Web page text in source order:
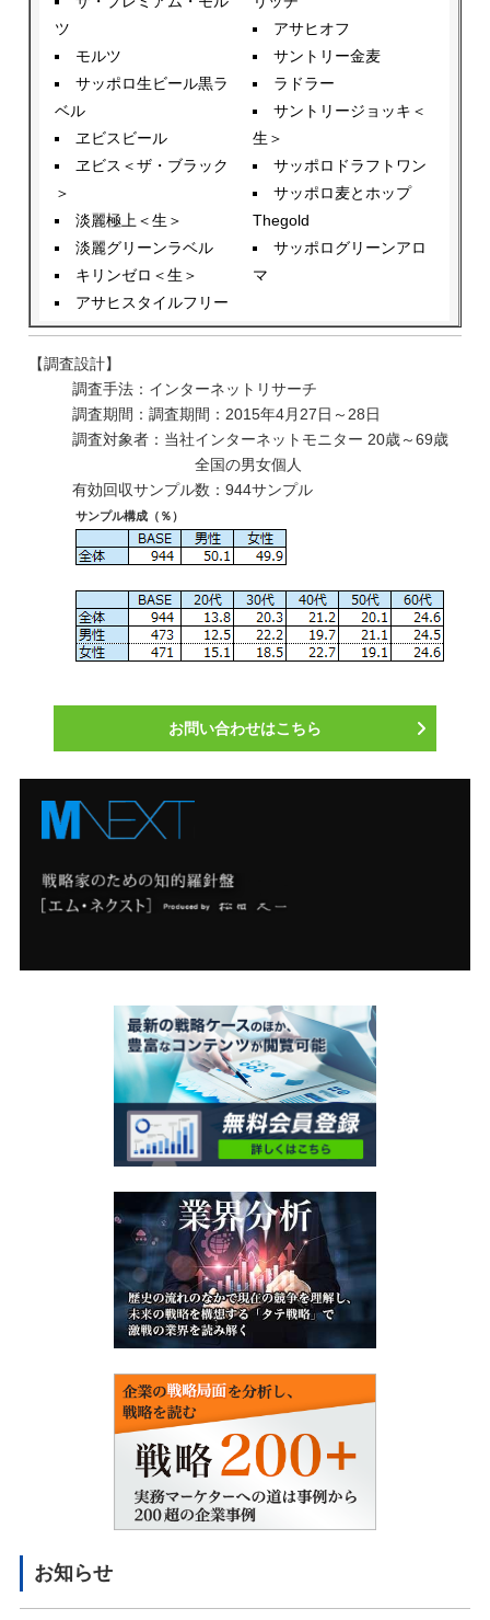
ツ
モルツ
サッポロ生ビール黒ラ
ベル
ヱビスビール
ヱビス＜ザ・ブラック
＞
淡麗極上＜生＞
淡麗グリーンラベル
キリンゼロ＜生＞
アサヒスタイルフリー
アサヒオフ
サントリー金麦
ラドラー
サントリージョッキ＜
生＞
サッポロドラフトワン
サッポロ麦とホップ
Thegold
サッポログリーンアロ
マ
【調査設計】
調査手法：インターネットリサーチ
調査期間：調査期間：2015年4月27日～28日
調査対象者：当社インターネットモニター 20歳～69歳
全国の男女個人
有効回収サンプル数：944サンプル
サンプル構成（％）
お問い合わせはこちら
お知らせ